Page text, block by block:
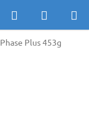
Hledat
KOŠÍK
Phase Plus 453g